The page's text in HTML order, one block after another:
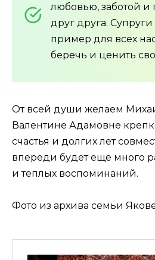
любовью, заботой
друг друга.
пример для всех
беречь и ценить
От всей души желаем
Валентине Адамовне
счастья и долгих лет
впереди будет еще много
и теплых воспоминаний.
Фото из архива семьи